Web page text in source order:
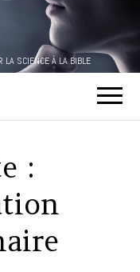
LA SCIENCE À LA BIBLE
: